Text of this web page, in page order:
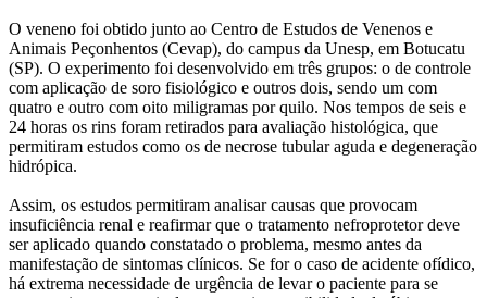
O veneno foi obtido junto ao Centro de Estudos de Venenos e
Animais Peçonhentos (Cevap), do campus da Unesp, em Botucatu
(SP). O experimento foi desenvolvido em três grupos: o de controle
com aplicação de soro fisiológico e outros dois, sendo um com
quatro e outro com oito miligramas por quilo. Nos tempos de seis e
24 horas os rins foram retirados para avaliação histológica, que
permitiram estudos como os de necrose tubular aguda e degeneração
hidrópica.
Assim, os estudos permitiram analisar causas que provocam
insuficiência renal e reafirmar que o tratamento nefroprotetor deve
ser aplicado quando constatado o problema, mesmo antes da
manifestação de sintomas clínicos. Se for o caso de acidente ofídico,
há extrema necessidade de urgência de levar o paciente para se